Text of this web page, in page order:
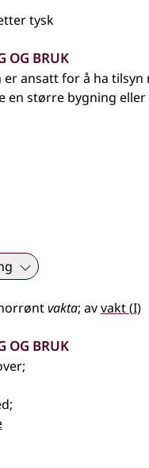
tysk
og bruk
er ansatt for å ha tilsyn
en større bygning eller
vakta; avvakt(1
I)
og bruk
;
;